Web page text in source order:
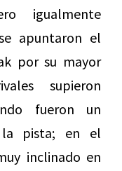
igualmente
apuntaron el
por su mayor
supieron
fueron un
la pista; en el
inclinado en